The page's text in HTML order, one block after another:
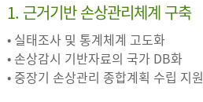
1. 근거기반 손상관리체계 구축
• 실태조사 및 통계체계 고도화
• 손상감시 기반자료의 국가 DB화
• 중장기 손상관리 종합계획 수립 지원